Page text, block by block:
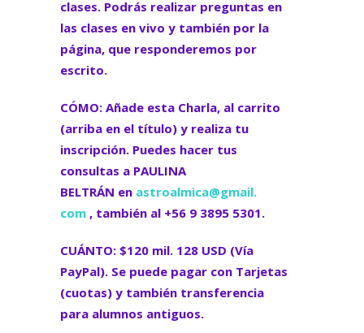
clases. Podrás realizar preguntas en
las clases en vivo y también por la
página, que responderemos por
escrito.
CÓMO: Añade esta Charla, al carrito
(arriba en el título) y realiza tu
inscripción. Puedes hacer tus
consultas a PAULINA
BELTRÁN en astroalmica@gmail.
com , también al +56 9 3895 5301.
CUÁNTO: $120 mil. 128 USD (Vía
PayPal). Se puede pagar con Tarjetas
(cuotas) y también transferencia
para alumnos antiguos.